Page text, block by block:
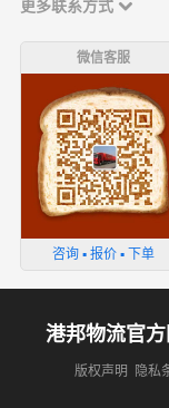
更多联系方式
微信客服
咨询 ▪ 报价 ▪ 下单
港邦物流官
版权声明 隐私